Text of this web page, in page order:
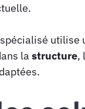
utilise
la structure,